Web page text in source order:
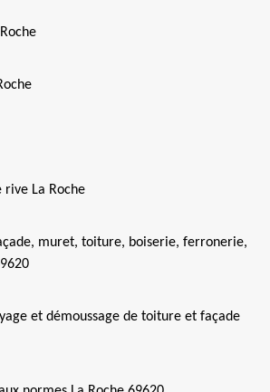
rive La Roche
muret, toiture, boiserie, ferronerie,
et démoussage de toiture et façade